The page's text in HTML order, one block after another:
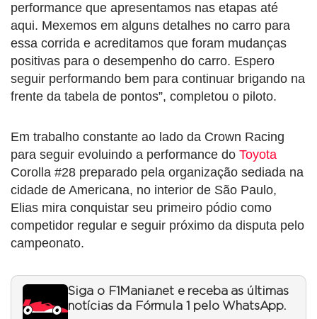
performance que apresentamos nas etapas até
aqui. Mexemos em alguns detalhes no carro para
essa corrida e acreditamos que foram mudanças
positivas para o desempenho do carro. Espero
seguir performando bem para continuar brigando na
frente da tabela de pontos”, completou o piloto.
Em trabalho constante ao lado da Crown Racing
para seguir evoluindo a performance do Toyota
Corolla #28 preparado pela organização sediada na
cidade de Americana, no interior de São Paulo,
Elias mira conquistar seu primeiro pódio como
competidor regular e seguir próximo da disputa pelo
campeonato.
Siga o F1Mania.net e receba as últimas
notícias da Fórmula 1 pelo WhatsApp.